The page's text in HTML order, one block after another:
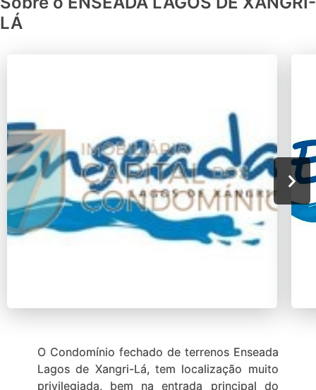
LÁ
O Condomínio fechado de terrenos Enseada
Lagos de Xangri-Lá, tem localização muito
privilegiada, bem na entrada principal do